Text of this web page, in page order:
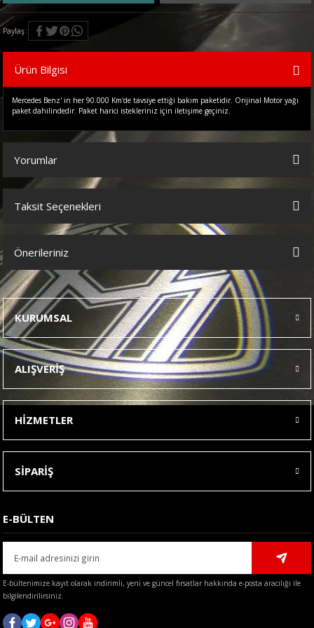
Paylaş
Ürün Bilgisi
Mercedes Benz' in her 90.000 Km'de tavsiye ettiği bakım paketidir. Orijinal Motor yağı
paket dahilindedir. Paket harici istekleriniz için iletişime geçiniz.
Yorumlar
Bu ürüne ilk yorumu siz yapın!
Taksit Seçenekleri
Önerileriniz
Bu ürünün fiyat bilgisi, resim, ürün açıklamalarında ve diğer
konularda yetersiz gördüğünüz noktaları öneri formunu kullanarak
tarafımıza iletebilirsiniz.
Görüş ve önerileriniz için teşekkür ederiz.
Ürün resmi kalitesiz, bozuk veya görüntülenemiyor.
Ürün açıklamasında eksik bilgiler bulunuyor.
Ürün bilgilerinde hatalar bulunuyor.
Ürün fiyatı diğer sitelerden daha pahalı.
Bu ürüne benzer farklı alternatifler olmalı.
Gönder
KURUMSAL
ALIŞVERİŞ
HİZMETLER
SİPARİŞ
E-BÜLTEN
E-bültenimize kayıt olarak indirimli, yeni ve güncel fırsatlar hakkında e-posta aracılığı ile
bilgilendirilirsiniz.